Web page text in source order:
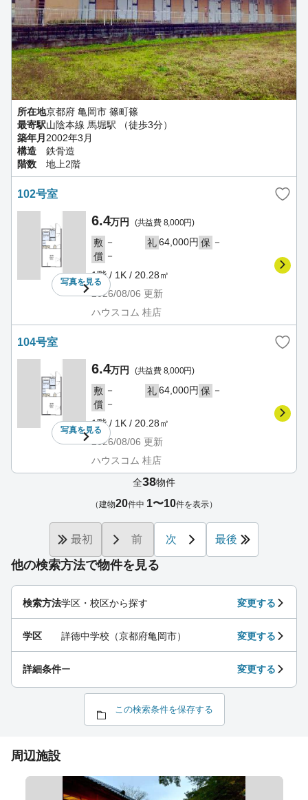
所在地京都府 亀岡市 篠町篠
最寄駅山陰本線 馬堀駅 （徒歩3分）
築年月 2002年3月
構造
鉄骨造
階数
地上2階
102号室
写真を見る
6.4万円 (共益費 8,000円)
敷 － 礼64,000円 保 －
償 －
1階 / 1K / 20.28㎡
2026/08/06 更新
ハウスコム 桂店
104号室
写真を見る
6.4万円 (共益費 8,000円)
敷 － 礼64,000円 保 －
償 －
1階 / 1K / 20.28㎡
2026/08/06 更新
ハウスコム 桂店
他の検索方法で物件を見る
検索方法学区・校区から探す 変更する
学区 詳徳中学校（京都府亀岡市） 変更する
詳細条件ー 変更する
この検索条件を保存する
全38物件
（建物20件中 1〜10件を表示）
最初 前 次 最後
周辺施設